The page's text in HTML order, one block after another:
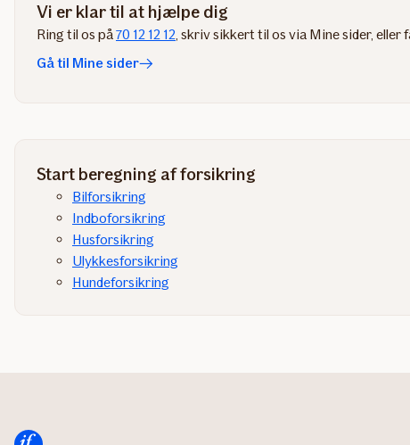
Vi er klar til at hjælpe dig
Ring til os på70 12 12 12, skriv sikkert til os via Mine sider​, eller
Gå til Mine sider
Start beregning af forsikring
Bilforsikring
Indboforsikring
Husforsikring
Ulykkesforsikring
Hundeforsikring